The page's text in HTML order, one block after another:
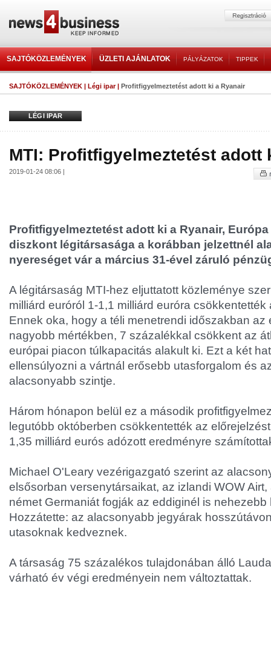
SAJTÓKÖZLEMÉNYEK ÜZLETI AJÁNLATOK PÁLYÁZATOK TIPPEK
SAJTÓKÖZLEMÉNYEK | Légi ipar| Profitfigyelmeztetést adott ki a Ryanair
LÉGI IPAR
MTI: Profitfigyelmeztetést adott
2019-01-24 08:06 |
Profitfigyelmeztetést adott ki a Ryanair,
diszkont légitársasága a korábban jelzettnél
nyereséget vár a március 31-ével záruló
A légitársaság MTI-hez eljuttatott közleménye
milliárd euróról 1-1,1 milliárd euróra
Ennek oka, hogy a téli menetrendi időszakban az
nagyobb mértékben, 7 százalékkal csökkent az
európai piacon túlkapacitás alakult ki. Ezt a két
ellensúlyozni a vártnál erősebb utasforgalom és
alacsonyabb szintje.
Három hónapon belül ez a második
legutóbb októberben csökkentették az
1,35 milliárd eurós adózott eredményre
Michael O'Leary vezérigazgató szerint az
elsősorban versenytársaikat, az izlandi WOW
német Germaniát fogják az eddiginél is
Hozzátette: az alacsonyabb jegyárak
utasoknak kedveznek.
A társaság 75 százalékos tulajdonában álló
várható év végi eredményein nem változtattak.